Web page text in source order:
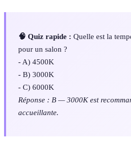
🧠 Quiz rapide : Quelle est la
pour un salon ?
- A) 4500K
- B) 3000K
- C) 6000K
Réponse : B — 3000K est
accueillante.